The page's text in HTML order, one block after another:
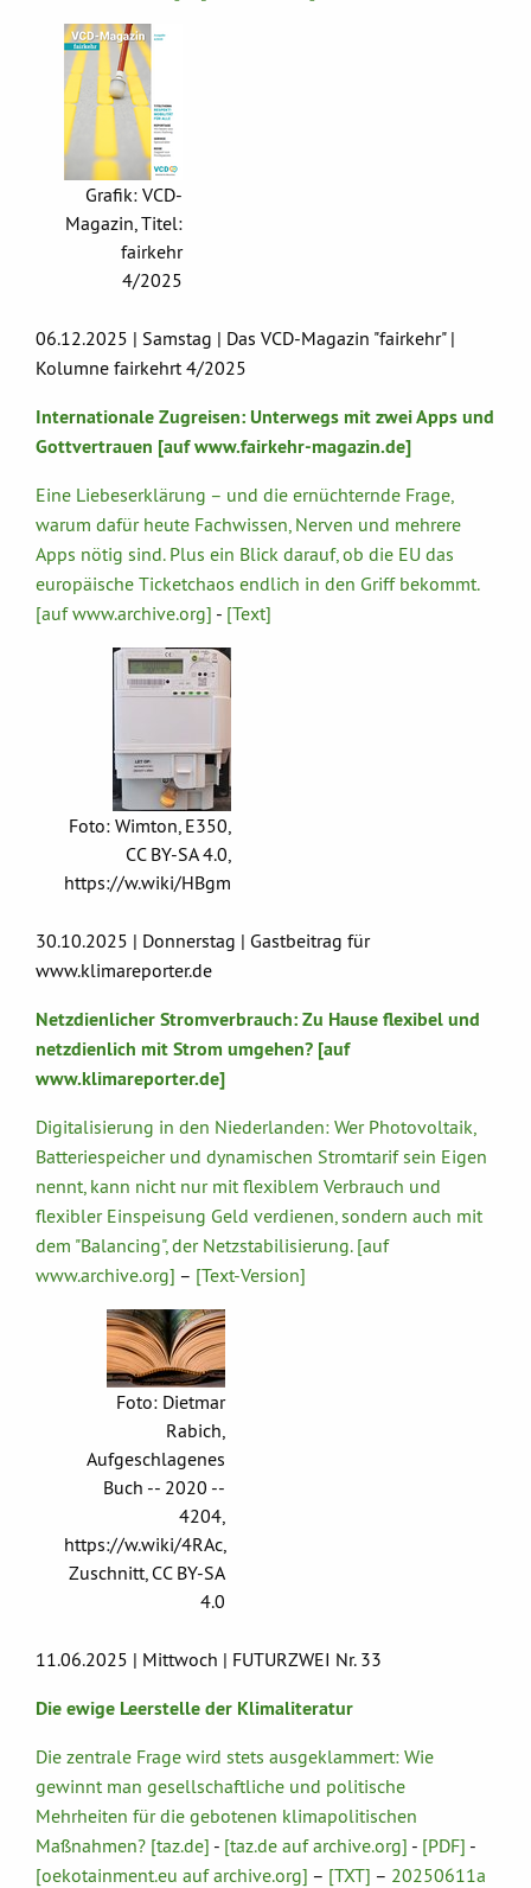
Grafik: VCD-
Magazin, Titel:
fairkehr
4/2025
06.12.2025 | Samstag | Das VCD-Magazin "fairkehr" |
Kolumne fairkehrt 4/2025
Internationale Zugreisen: Unterwegs mit zwei Apps und
Gottvertrauen [auf www.fairkehr-magazin.de]
Eine Liebeserklärung – und die ernüchternde Frage,
warum dafür heute Fachwissen, Nerven und mehrere
Apps nötig sind. Plus ein Blick darauf, ob die EU das
europäische Ticketchaos endlich in den Griff bekommt.
[auf www.archive.org] - [Text]
Foto: Wimton, E350,
CC BY-SA 4.0,
https://w.wiki/HBgm
30.10.2025 | Donnerstag | Gastbeitrag für
www.klimareporter.de
Netzdienlicher Stromverbrauch: Zu Hause flexibel und
netzdienlich mit Strom umgehen? [auf
www.klimareporter.de]
Digitalisierung in den Niederlanden: Wer Photovoltaik,
Batteriespeicher und dynamischen Stromtarif sein Eigen
nennt, kann nicht nur mit flexiblem Verbrauch und
flexibler Einspeisung Geld verdienen, sondern auch mit
dem "Balancing", der Netzstabilisierung. [auf
www.archive.org] – [Text-Version]
Foto: Dietmar
Rabich,
Aufgeschlagenes
Buch -- 2020 --
4204,
https://w.wiki/4RAc,
Zuschnitt, CC BY-SA
4.0
11.06.2025 | Mittwoch | FUTURZWEI Nr. 33
Die ewige Leerstelle der Klimaliteratur
Die zentrale Frage wird stets ausgeklammert: Wie
gewinnt man gesellschaftliche und politische
Mehrheiten für die gebotenen klimapolitischen
Maßnahmen? [taz.de] - [taz.de auf archive.org] - [PDF] -
[oekotainment.eu auf archive.org] – [TXT] – 20250611a